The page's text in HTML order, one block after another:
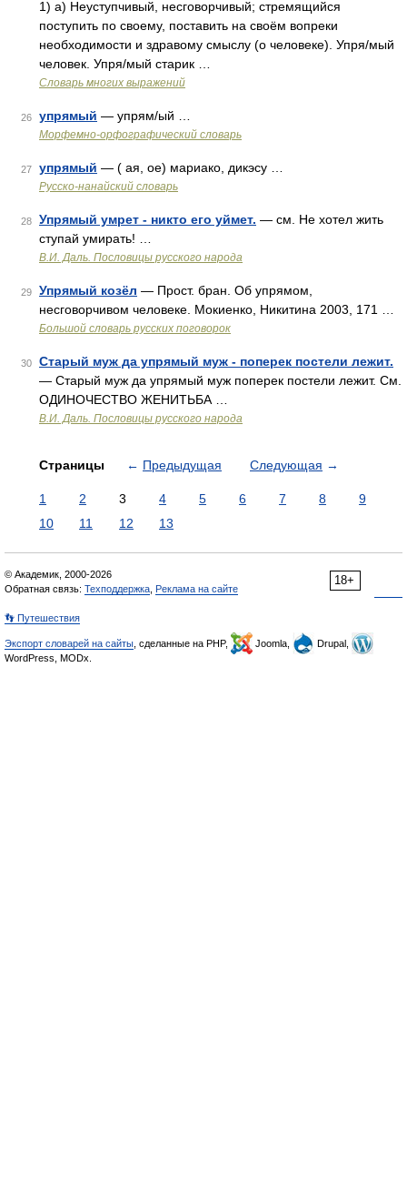
1) а) Неуступчивый, несговорчивый; стремящийся
поступить по своему, поставить на своём вопреки
необходимости и здравому смыслу (о человеке). Упря/мый
человек. Упря/мый старик …
Словарь многих выражений
26 упрямый — упрям/ый …
Морфемно-орфографический словарь
27 упрямый — ( ая, ое) мариако, дикэсу …
Русско-нанайский словарь
28 Упрямый умрет - никто его уймет. — см. Не хотел жить
ступай умирать! …
В.И. Даль. Пословицы русского народа
29 Упрямый козёл — Прост. бран. Об упрямом,
несговорчивом человеке. Мокиенко, Никитина 2003, 171 …
Большой словарь русских поговорок
30
Старый муж да упрямый муж - поперек постели лежит.
— Старый муж да упрямый муж поперек постели лежит. См.
ОДИНОЧЕСТВО ЖЕНИТЬБА …
В.И. Даль. Пословицы русского народа
Страницы ← Предыдущая Следующая →
1 2 3 4 5 6 7 8
9
10
11 12 13
18+
© Академик, 2000-2026
Обратная связь: Техподдержка Реклама на сайте
👣 Путешествия
Экспорт словарей на сайты , сделанные на PHP, Joomla,
Drupal,
WordPress, MODx.